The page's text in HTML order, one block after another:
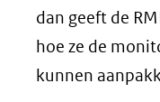
dan geeft de
hoe ze de
kunnen